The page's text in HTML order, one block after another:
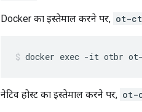
Docker का इस्तेमाल करने पर, ot-
docker exec -it otbr
नेटिव होस्ट का इस्तेमाल करने पर, ot-